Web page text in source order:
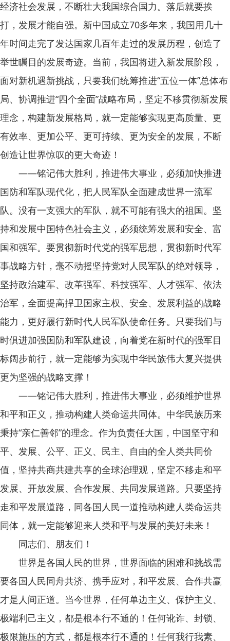
经济社会发展，不断壮大我国综合国力。落后就要挨
打，发展才能自强。新中国成立70多年来，我国用几十
年时间走完了发达国家几百年走过的发展历程，创造了
举世瞩目的发展奇迹。当前，我国将进入新发展阶段，
面对新机遇新挑战，只要我们统筹推进“五位一体”总体布
局、协调推进“四个全面”战略布局，坚定不移贯彻新发展
理念，构建新发展格局，就一定能够实现更高质量、更
有效率、更加公平、更可持续、更为安全的发展，不断
创造让世界惊叹的更大奇迹！
——铭记伟大胜利，推进伟大事业，必须加快推进
国防和军队现代化，把人民军队全面建成世界一流军
队。没有一支强大的军队，就不可能有强大的祖国。坚
持和发展中国特色社会主义，必须统筹发展和安全、富
国和强军。要贯彻新时代党的强军思想，贯彻新时代军
事战略方针，毫不动摇坚持党对人民军队的绝对领导，
坚持政治建军、改革强军、科技强军、人才强军、依法
治军，全面提高捍卫国家主权、安全、发展利益的战略
能力，更好履行新时代人民军队使命任务。只要我们与
时俱进加强国防和军队建设，向着党在新时代的强军目
标阔步前行，就一定能够为实现中华民族伟大复兴提供
更为坚强的战略支撑！
——铭记伟大胜利，推进伟大事业，必须维护世界
和平和正义，推动构建人类命运共同体。中华民族历来
秉持“亲仁善邻”的理念。作为负责任大国，中国坚守和
平、发展、公平、正义、民主、自由的全人类共同价
值，坚持共商共建共享的全球治理观，坚定不移走和平
发展、开放发展、合作发展、共同发展道路。只要坚持
走和平发展道路，同各国人民一道推动构建人类命运共
同体，就一定能够迎来人类和平与发展的美好未来！
同志们、朋友们！
世界是各国人民的世界，世界面临的困难和挑战需
要各国人民同舟共济、携手应对，和平发展、合作共赢
才是人间正道。当今世界，任何单边主义、保护主义、
极端利己主义，都是根本行不通的！任何讹诈、封锁、
极限施压的方式，都是根本行不通的！任何我行我素、